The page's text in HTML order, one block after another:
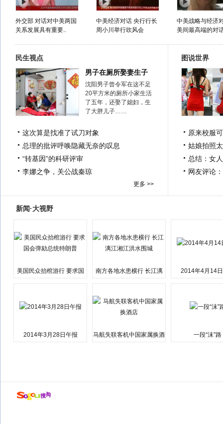
外交部 对话对中美两国
关系发展具有重要..
中美经济对话 央行行长
周小川举行吹风会
中美战略与经济
美间最高端的对
民生视点
男子在厕所娶妻生子
沈阳男子曾令军在这不足
20平方米的厕所小家生活
了五年，还娶了媳妇，生
了大胖儿子……
这次算是找准了试刀对象
总理的批评呼唤隐藏无奈的叹息
“转基因”的科研评审
李娜之争，关公战秦琼
更多 >>
图说世界
原来校服
姑娘拍照
总结：女
网友评论
新闻·大视野
美国民众抬棺游行 要求国
南方各地水患横行 长江漓
2014年4月14
2014年3月28日午报
马航失联客机中国家属换酒
一段“沫”路